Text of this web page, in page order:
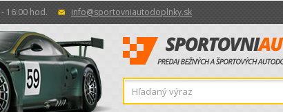
16:00 hod. info@sportovniautodoplnky.sk